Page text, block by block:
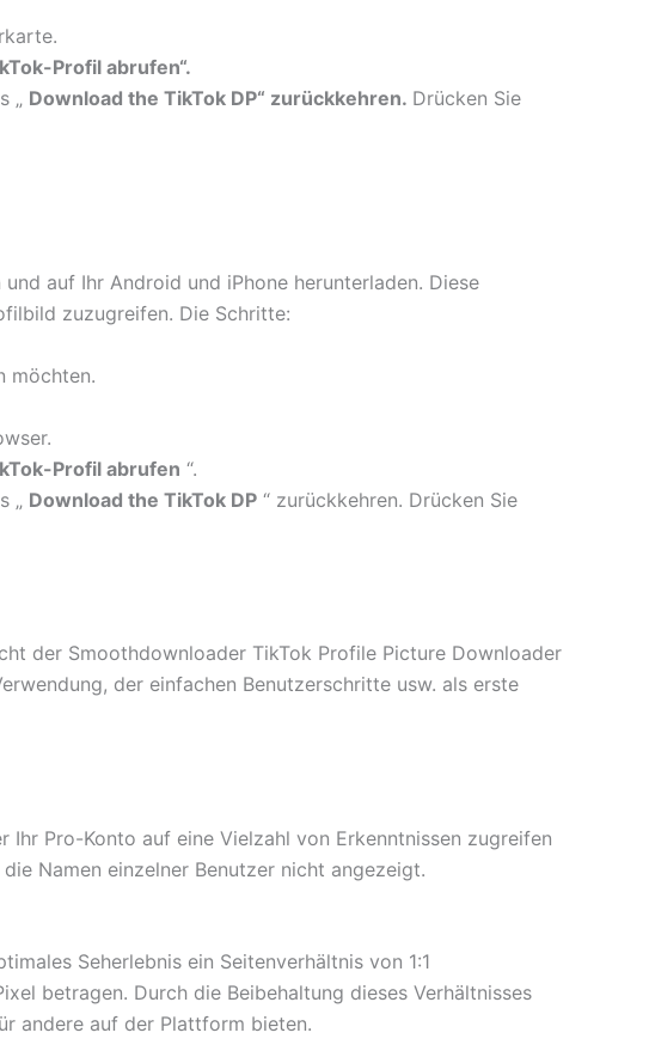
Profil abrufen“.
„ Download the TikTok DP“ zurückkehren. Drücken Sie
auf Ihr Android und iPhone herunterladen. Diese
zuzugreifen. Die Schritte:
möchten.
Profil abrufen “.
„ Download the TikTok DP “ zurückkehren. Drücken Sie
der Smoothdownloader TikTok Profile Picture Downloader
der einfachen Benutzerschritte usw. als erste
Pro-Konto auf eine Vielzahl von Erkenntnissen zugreifen
Namen einzelner Benutzer nicht angezeigt.
Seherlebnis ein Seitenverhältnis von 1:1
betragen. Durch die Beibehaltung dieses Verhältnisses
andere auf der Plattform bieten.